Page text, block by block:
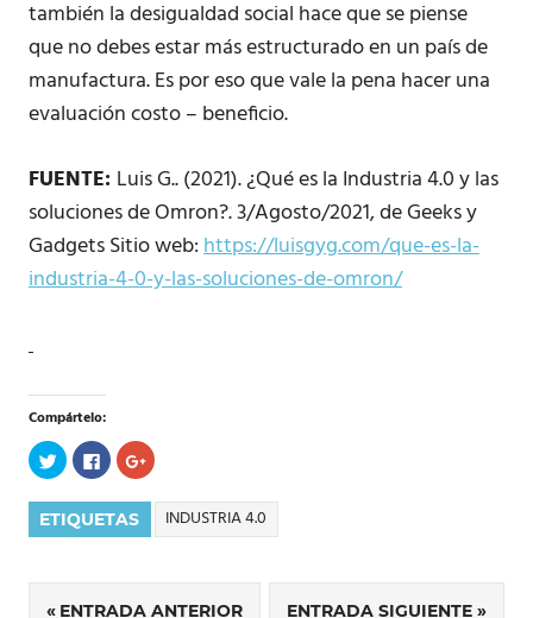
también la desigualdad social hace que se piense
que no debes estar más estructurado en un país de
manufactura. Es por eso que vale la pena hacer una
evaluación costo – beneficio.
FUENTE: Luis G.. (2021). ¿Qué es la Industria 4.0 y las
soluciones de Omron?. 3/Agosto/2021, de Geeks y
Gadgets Sitio web:https://luisgyg.com/que-es-la-
industria-4-0-y-las-soluciones-de-omron/
Compártelo:
Haz
clic
para
compartir
en
Twitter
(Se
una
nueva)
Haz
clic
para
compartir
en
Facebook
(Se
una
nueva)
Haz
clic
compartir
Google+
(Se
una
nueva)
ETIQUETAS INDUSTRIA 4.0
ENTRADA ANTERIOR ENTRADA SIGUIENTE